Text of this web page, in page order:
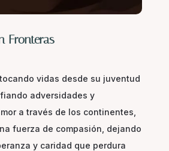
Fronteras
vidas desde su juventud
adversidades y
a través de los continentes,
fuerza de compasión, dejando
y caridad que perdura